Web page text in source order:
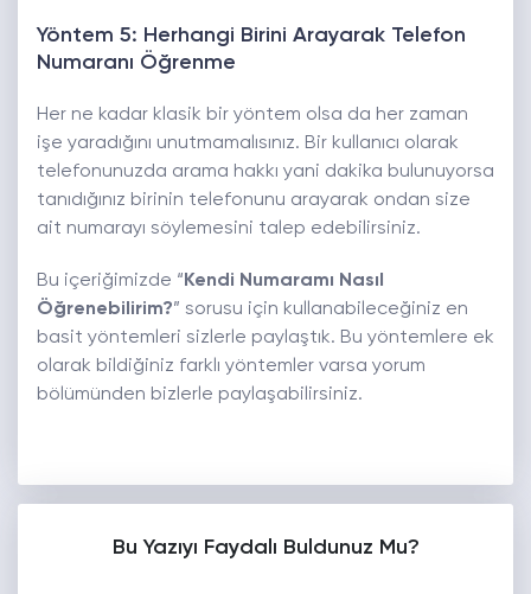
Yöntem 5: Herhangi Birini Arayarak Telefon
Numaranı Öğrenme
Her ne kadar klasik bir yöntem olsa da her zaman
işe yaradığını unutmamalısınız. Bir kullanıcı olarak
telefonunuzda arama hakkı yani dakika bulunuyorsa
tanıdığınız birinin telefonunu arayarak ondan size
ait numarayı söylemesini talep edebilirsiniz.
Bu içeriğimizde “ Kendi Numaramı Nasıl
Öğrenebilirim?” sorusu için kullanabileceğiniz en
basit yöntemleri sizlerle paylaştık. Bu yöntemlere ek
olarak bildiğiniz farklı yöntemler varsa yorum
bölümünden bizlerle paylaşabilirsiniz.
Bu Yazıyı Faydalı Buldunuz Mu?